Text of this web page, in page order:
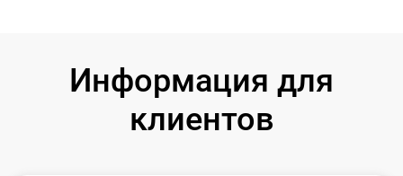
Информация для
клиентов